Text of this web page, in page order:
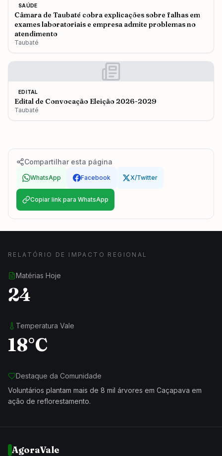
SAÚDE
Câmara de Taubaté cobra explicações sobre falhas em
exames laboratoriais e empresa admite problemas no
atendimento
Taubaté
EDITAL
Edital de Convocação Eleição 2026-2029
Taubaté
Compartilhar esta página
WhatsApp Facebook X/Twitter
Copiar link para WhatsApp
RELATÓRIO DE IMPACTO REGIONAL
Matérias Hoje
24
Temperatura Vale
18°C
Destaque da Comunidade
Voluntários plantam mais de 8 mil árvores em Caçapava em
ação de reflorestamento.
AgoraVale